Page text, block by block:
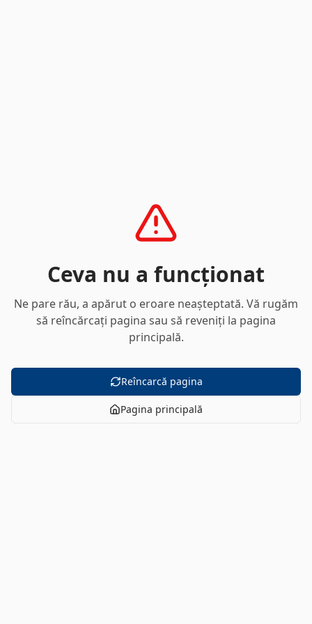
Ceva nu a funcționat
Ne pare rău, a apărut o eroare neașteptată. Vă rugăm
să reîncărcați pagina sau să reveniți la pagina
principală.
Reîncarcă pagina
Pagina principală